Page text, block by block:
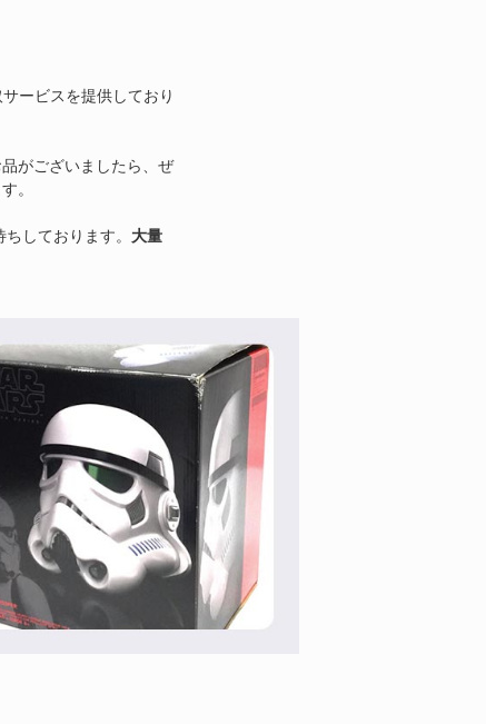
ービスを提供しており
がございましたら、ぜ
。
しております。 大量